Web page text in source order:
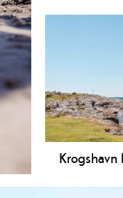
Ivarsand er
Krogshavn
Krogshavn i